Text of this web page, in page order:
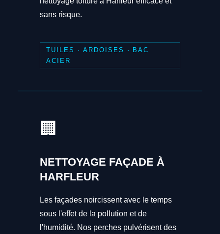
sans risque.
TUILES · ARDOISES · BAC
ACIER
🏢
NETTOYAGE FAÇADE À
HARFLEUR
Les façades noircissent avec le temps
sous l'effet de la pollution et de
l'humidité. Nos perches pulvérisent des